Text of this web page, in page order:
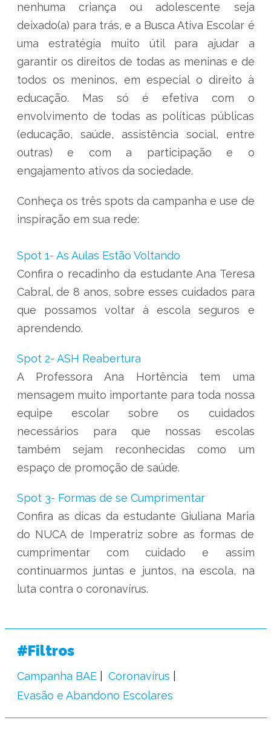
nenhuma criança ou adolescente seja
deixado(a) para trás, e a Busca Ativa Escolar é
uma estratégia muito útil para ajudar a
garantir os direitos de todas as meninas e de
todos os meninos, em especial o direito à
educação. Mas só é efetiva com o
envolvimento de todas as políticas públicas
(educação, saúde, assistência social, entre
outras) e com a participação e o
engajamento ativos da sociedade.
Conheça os três spots da campanha e use de
inspiração em sua rede:
Spot 1- As Aulas Estão Voltando
Confira o recadinho da estudante Ana Teresa
Cabral, de 8 anos, sobre esses cuidados para
que possamos voltar à escola seguros e
aprendendo.
Spot 2- ASH Reabertura
A Professora Ana Hortência tem uma
mensagem muito importante para toda nossa
equipe escolar sobre os cuidados
necessários para que nossas escolas
também sejam reconhecidas como um
espaço de promoção de saúde.
Spot 3- Formas de se Cumprimentar
Confira as dicas da estudante Giuliana Maria
do NUCA de Imperatriz sobre as formas de
cumprimentar com cuidado e assim
continuarmos juntas e juntos, na escola, na
luta contra o coronavírus.
#Filtros
Campanha BAE
Coronavírus
Evasão e Abandono Escolares